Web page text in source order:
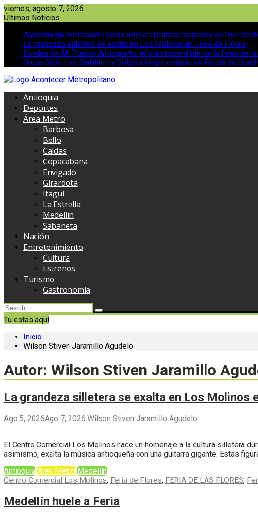
Saltar
al
viernes, agosto 7, 2026
Últimas Noticias
Aguardiente Antioqueño lanza edición limitada inspirada en
La grandeza silletera se exalta en Los Molinos en Feria de Flores
Fondas de Mi Pueblo Antioqueño: el plan imperdible de la Feria de
Grupo Galé, Los Diablitos y Golpe a Golpe estarán en Fiesta de
Antioquia
Deportes
Área Metro
Barbosa
Bello
Caldas
Copacabana
Envigado
Girardota
Itaguí
La Estrella
Medellín
Sabaneta
Nación
Entretenimiento
Cultura
Estrenos
Turismo
Gastronomía
Tu estas aquí
Inicio
Wilson Stiven Jaramillo Agudelo
Autor: Wilson Stiven Jaramillo
La grandeza silletera se exalta en Los Molinos
Ago 5, 2026Ago 7, 2026 Wilson Stiven Jaramillo Agudelo
El Centro Comercial Los Molinos hace un homenaje a la cultura silletera
asimismo, exalta la música antioqueña con una guitarra gigante. Estas
Antioquia Área Metro Medellín
Centro Comercial Los Molinos, Feria de Flores, FERIA DE LAS FLORES,
Medellín huele a Feria